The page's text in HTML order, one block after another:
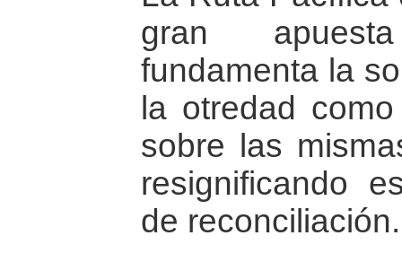
gran
fundamenta la
la otredad
sobre las
resignificando
de reconciliación.